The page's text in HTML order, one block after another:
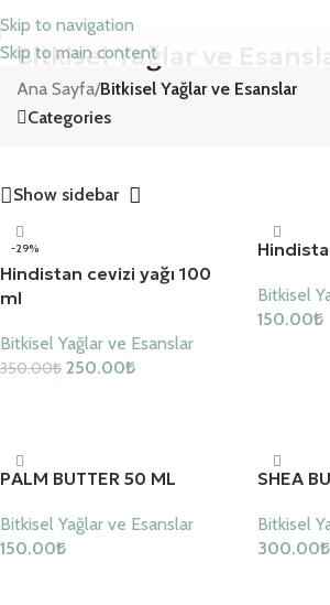
Skip to navigation
Skip to main content
Bitkisel Yağlar ve
Ana Sayfa/Bitkisel Yağlar ve Esanslar
Categories
Show sidebar
-29%
Hindistan cevizi yağı 100
ml
Bitkisel Yağlar ve Esanslar
350.00₺ 250.00₺
Bitkisel
150.00₺
PALM BUTTER 50 ML
Bitkisel Yağlar ve Esanslar
150.00₺
SHEA
Bitkisel
300.00₺